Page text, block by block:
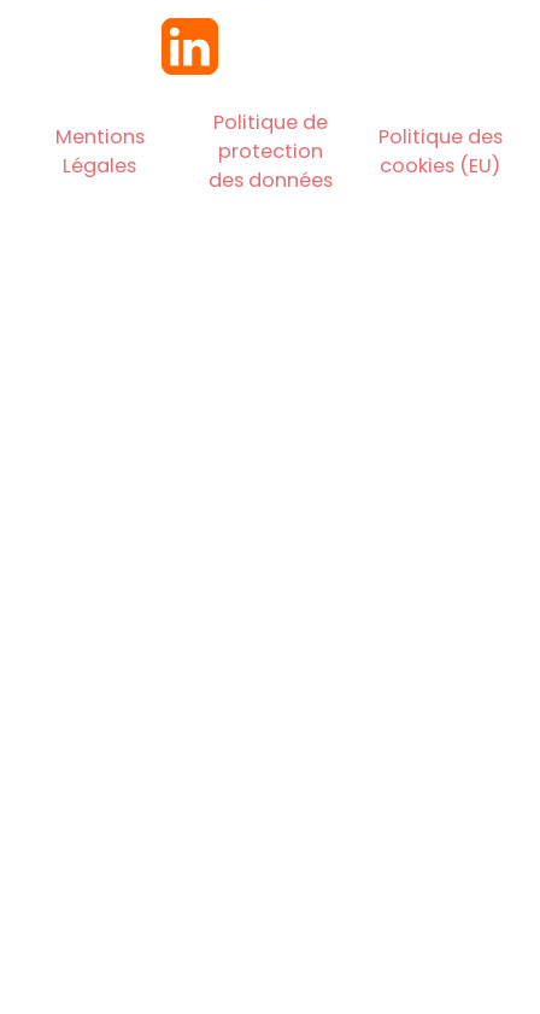
Mentions
Légales
Politique de
protection
des données
Politique des
cookies (EU)